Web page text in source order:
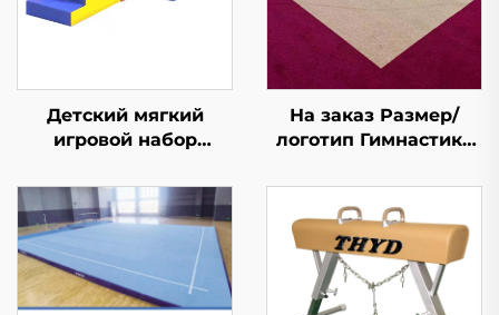
Детский мягкий
игровой набор
дизайнерское
изделие из губки/
На заказ Размер/
логотип Гимнастика
Упражнение
Опрокидывание
Пружинный Пол